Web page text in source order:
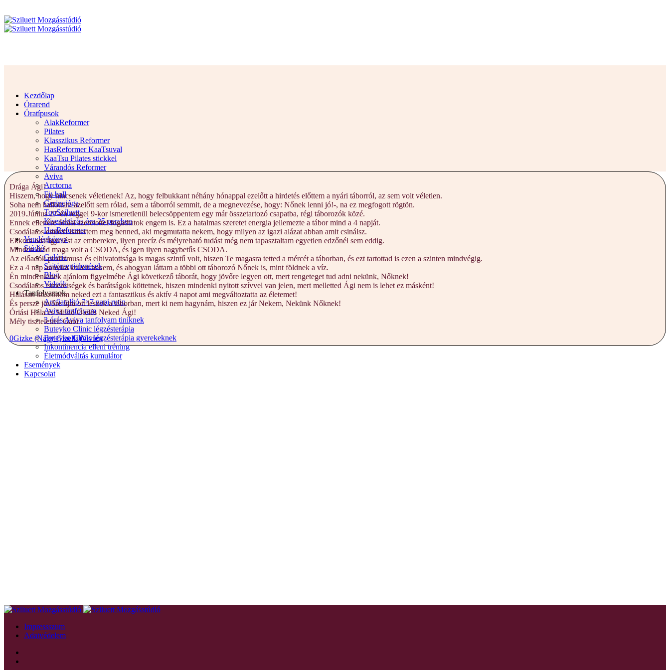
Kezdőlap
Órarend
Óratípusok
AlakReformer
Pilates
Klasszikus Reformer
HasReformer KaaTsuval
KaaTsu Pilates stickkel
Várandós Reformer
Aviva
Arctorna
Fit-ball
Gerincjóga
TopSziluett
Kiseszközös óra 25 percben
HasReformer
Vendégkönyv
Stúdió
Galéria
Sajtómegjelenések
Blog
Videók
Tanfolyamok
Arcfiatalító 7×7 napi rutin
Aviva tanfolyam
3 órás Aviva tanfolyam tiniknek
Buteyko Clinic légzésterápia
Buteyko Clinic légzésterápia gyerekeknek
Inkontinencia elleni tréning
Életmódváltás kumulátor
Események
Kapcsolat
Drága Ági!
Hiszem, hogy nincsenek véletlenek! Az, hogy felbukkant néhány hónappal ezelőtt a hirdetés előttem a nyári táborról, az sem volt véletlen.
Soha nem hallottam azelőtt sem rólad, sem a táborról semmit, de a megnevezése, hogy: Nőnek lenni jó!-, na ez megfogott rögtön.
2019.Június 27-én reggel 9-kor ismeretlenül belecsöppentem egy már összetartozó csapatba, régi táborozók közé.
Ennek ellenére óriási szeretettel fogadtatok engem is. Ez a hatalmas szeretet energia jellemezte a tábor mind a 4 napját.
Csodálatos embert ismertem meg benned, aki megmutatta nekem, hogy milyen az igazi alázat abban amit csinálsz.
Ekkora odafigyelést az emberekre, ilyen precíz és mélyreható tudást még nem tapasztaltam egyetlen edzőnél sem eddig.
Minden órád maga volt a CSODA, és igen ilyen nagybetűs CSODA.
Az előadók profizmusa és elhivatottsága is magas szintű volt, hiszen Te magasra tetted a mércét a táborban, és ezt tartottad is ezen a szinten mindvégig.
Ez a 4 nap annyira kellett nekem, és ahogyan láttam a többi ott táborozó Nőnek is, mint földnek a víz.
Én mindenkinek ajánlom figyelmébe Ági következő táborát, hogy jövőre legyen ott, mert rengeteget tud adni nekünk, Nőknek!
Csodálatos ismeretségek és barátságok köttetnek, hiszen mindenki nyitott szívvel van jelen, mert melletted Ági nem is lehet ez másként!
Hálásan köszönöm neked ezt a fantasztikus és aktív 4 napot ami megváltoztatta az életemet!
És persze jövőre újra ott leszek a táborban, mert ki nem hagynám, hiszen ez jár Nekem, Nekünk Nőknek!
Óriási Hála és Millió Ölelés Neked Ági!
Mély tisztelettel: Gabi
0Gizke (Nagy Gizella)Vivien
Impressszum
Adatvédelem